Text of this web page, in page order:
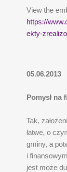
View the
https://
ekty-
05.06.2013
Pomysł na
Tak,
łatwe, o
gminy, a
i
jest może